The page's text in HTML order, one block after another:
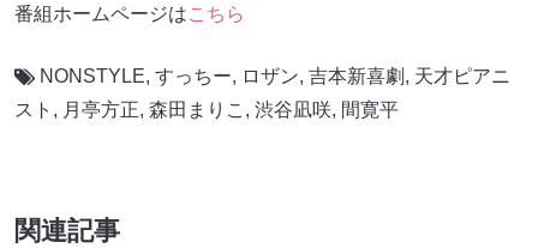
番組ホームページはこちら
NONSTYLE, すっちー, ロザン, 吉本新喜劇 , 天才ピアニ
スト , 月亭方正, 森田まりこ , 渋谷凪咲, 間寛平
関連記事